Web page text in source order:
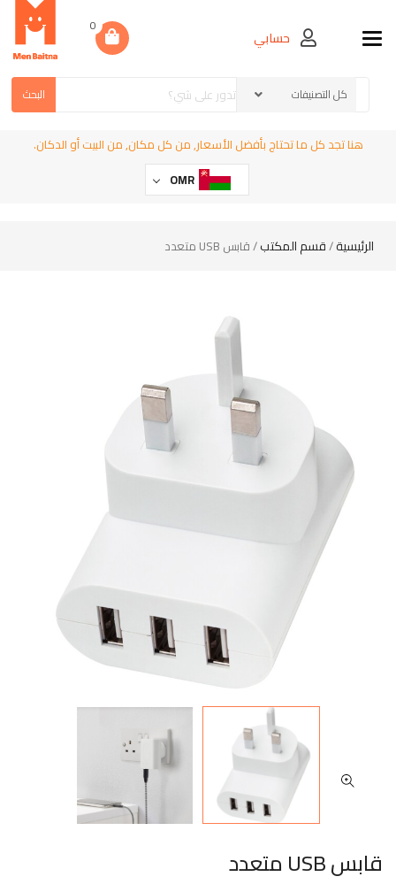
Toggle navigationحسابي
0
البحث
هنا تجد كل ما تحتاج بأفضل الأسعار, من كل مكان, من البيت أو الدكان.
OMR
الرئيسية/قسم المكتب/ قابس USB متعدد
قابس USB متعدد